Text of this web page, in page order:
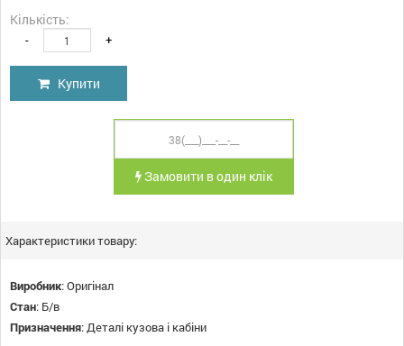
Кількість:
- +
Купити
Замовити в один клік
Характеристики товару:
Виробник:Оригінал
Стан: Б/в
Призначення:Деталі кузова і кабіни